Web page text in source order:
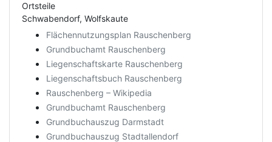
Ortsteile
Schwabendorf, Wolfskaute
Flächennutzungsplan Rauschenberg
Grundbuchamt Rauschenberg
Liegenschaftskarte Rauschenberg
Liegenschaftsbuch Rauschenberg
Rauschenberg – Wikipedia
Grundbuchamt Rauschenberg
Grundbuchauszug Darmstadt
Grundbuchauszug Stadtallendorf